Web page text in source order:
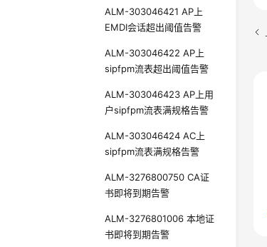
ALM-303046421 AP上
EMDI会话超出阈值告警
ALM-303046422 AP上
sipfpm流表超出阈值告警
ALM-303046423 AP上用
户sipfpm流表满规格告警
ALM-303046424 AC上
sipfpm流表满规格告警
ALM-3276800750 CA证
书即将到期告警
ALM-3276801006 本地证
书即将到期告警